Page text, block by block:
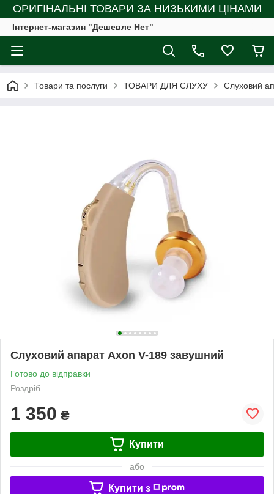
ОРИГІНАЛЬНІ ТОВАРИ ЗА НИЗЬКИМИ ЦІНАМИ
Інтернет-магазин "Дешевле Нет"
Товари та послуги ТОВАРИ ДЛЯ СЛУХУ Слуховий
Слуховий апарат Axon V-189 завушний
Готово до відправки
Роздріб
1 350 ₴
Купити
або
Купити з